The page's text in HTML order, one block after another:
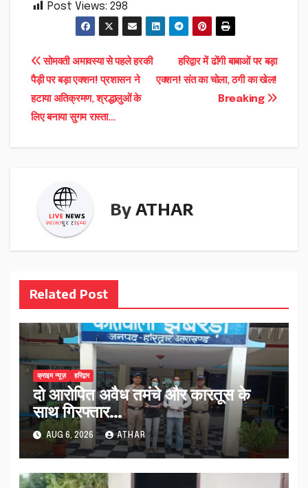
Post Views: 298
Post
navigation
हरिद्वार में ढोंगी बाबाओं पर बड़ा
एक्शन! संत का चोला, ठगी का खेल!
Breaking
सोमवती अमावस्या से पहले हरकी
पैड़ी पर बड़ा एक्शन! प्रशासन ने
हटाया अतिक्रमण, श्रद्धालुओं के
लिए बनाया सुगम रास्ता…
By ATHAR
Related Post
क्राइम न्यूज़ हरिद्वार
दो आरोपित अवैध तमंचे और कारतूस के
साथ गिरफ्तार…
AUG 6, 2026 ATHAR